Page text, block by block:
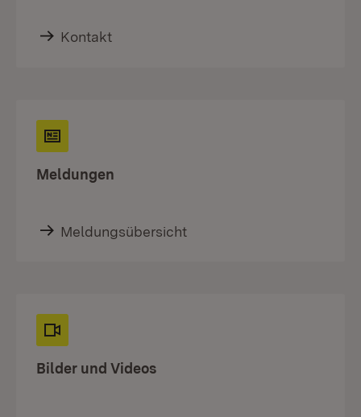
Kontakt
Meldungen
Meldungsübersicht
Bilder und Videos